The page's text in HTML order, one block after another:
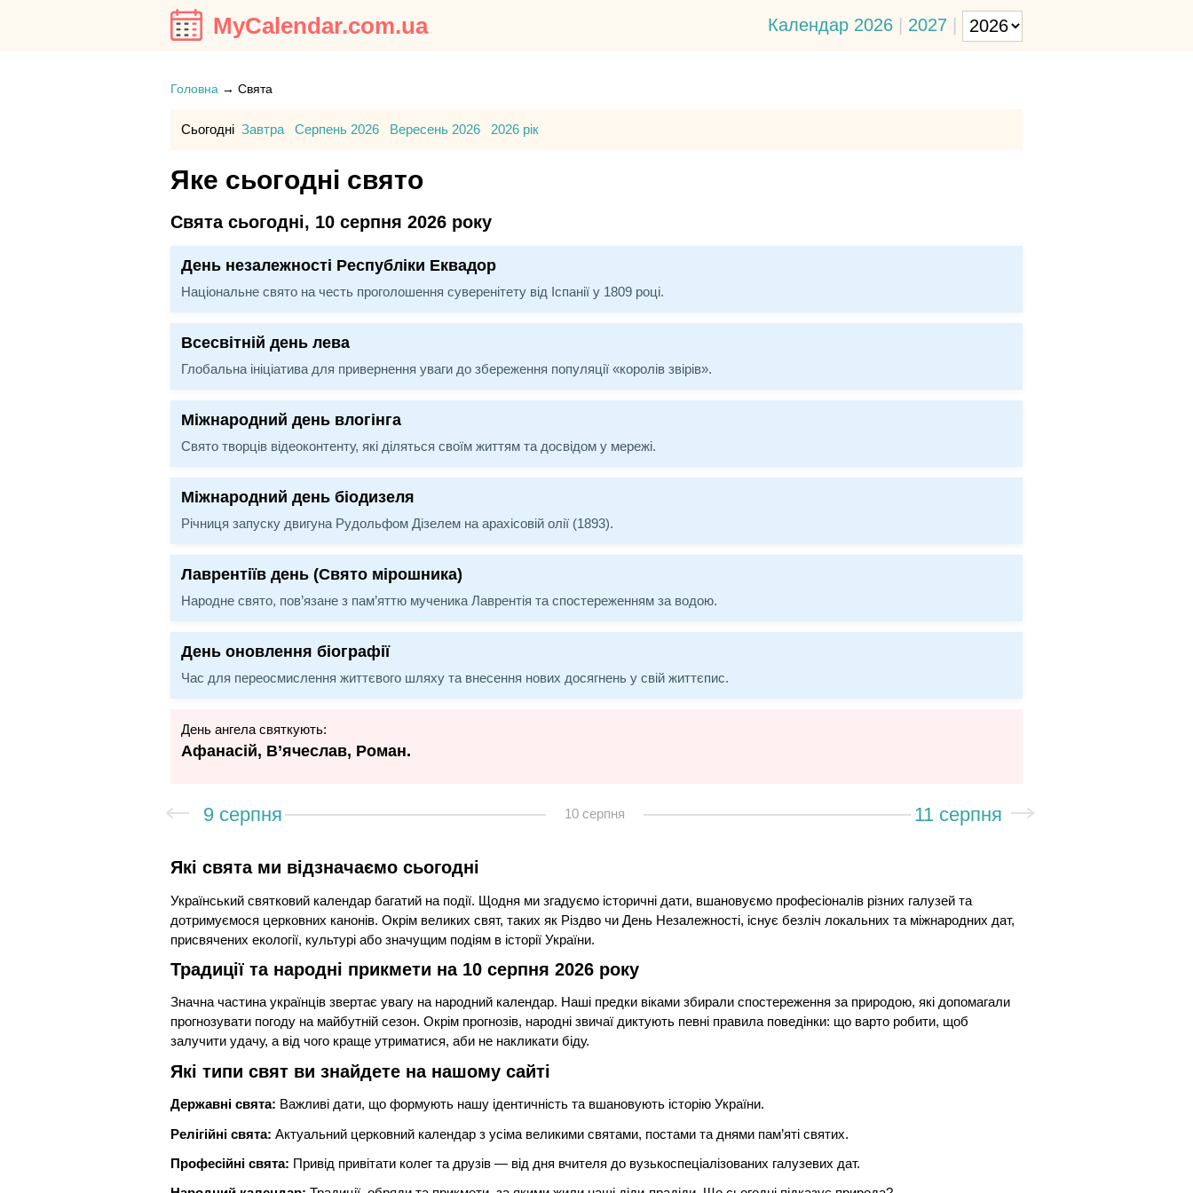
MyCalendar.com.ua Календар 2026 | 2027 |
Головна → Свята
Сьогодні Завтра Серпень 2026 Вересень 2026 2026 рік
Яке сьогодні свято
Свята сьогодні, 10 серпня 2026 року
День незалежності Республіки Еквадор
Національне свято на честь проголошення суверенітету від Іспанії у 1809 році.
Всесвітній день лева
Глобальна ініціатива для привернення уваги до збереження популяції «королів звірів».
Міжнародний день влогінга
Свято творців відеоконтенту, які діляться своїм життям та досвідом у мережі.
Міжнародний день біодизеля
Річниця запуску двигуна Рудольфом Дізелем на арахісовій олії (1893).
Лаврентіїв день (Свято мірошника)
Народне свято, пов’язане з пам’яттю мученика Лаврентія та спостереженням за водою.
День оновлення біографії
Час для переосмислення життєвого шляху та внесення нових досягнень у свій життєпис.
День ангела святкують:
Афанасій, В’ячеслав, Роман.
9 серпня 10 серпня 11 серпня
Які свята ми відзначаємо сьогодні
Український святковий календар багатий на події. Щодня ми згадуємо історичні дати, вшановуємо професіоналів різних галузей та
дотримуємося церковних канонів. Окрім великих свят, таких як Різдво чи День Незалежності, існує безліч локальних та міжнародних дат,
присвячених екології, культурі або значущим подіям в історії України.
Традиції та народні прикмети на 10 серпня 2026 року
Значна частина українців звертає увагу на народний календар. Наші предки віками збирали спостереження за природою, які допомагали
прогнозувати погоду на майбутній сезон. Окрім прогнозів, народні звичаї диктують певні правила поведінки: що варто робити, щоб
залучити удачу, а від чого краще утриматися, аби не накликати біду.
Які типи свят ви знайдете на нашому сайті
Державні свята: Важливі дати, що формують нашу ідентичність та вшановують історію України.
Релігійні свята: Актуальний церковний календар з усіма великими святами, постами та днями пам’яті святих.
Професійні свята: Привід привітати колег та друзів — від дня вчителя до вузькоспеціалізованих галузевих дат.